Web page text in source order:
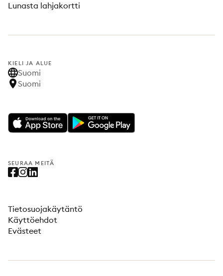
Lunasta lahjakortti
KIELI JA ALUE
Suomi
Suomi
SEURAA MEITÄ
Tietosuojakäytäntö
Käyttöehdot
Evästeet